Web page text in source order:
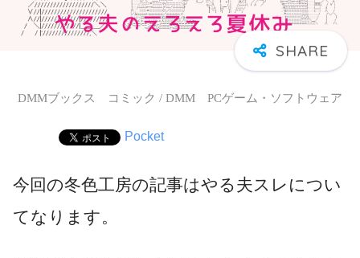
DMMブックス コミック / DMM PCゲーム・ソフトウェア
Pocket
今回の冬色工房の記事はやる夫スレについ
てなります。